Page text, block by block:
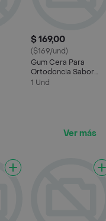
$ 169,00
($169/und)
Gum Cera Para
Ortodoncia Sabor
Neutro 723
1 Und
Ver más